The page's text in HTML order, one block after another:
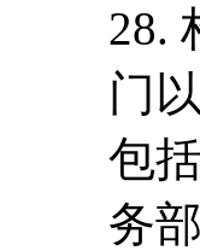
28.
门
包
务